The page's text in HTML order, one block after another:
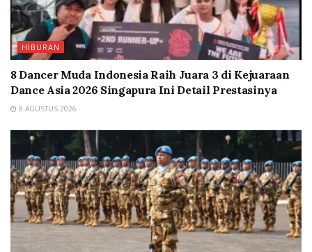
HIBURAN
8 Dancer Muda Indonesia Raih Juara 3 di Kejuaraan
Dance Asia 2026 Singapura Ini Detail Prestasinya
8 AGUSTUS 2026